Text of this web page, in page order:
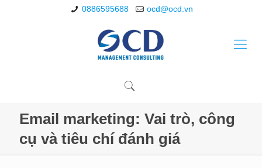
0886595688 ocd@ocd.vn
Email marketing: Vai trò, công
cụ và tiêu chí đánh giá